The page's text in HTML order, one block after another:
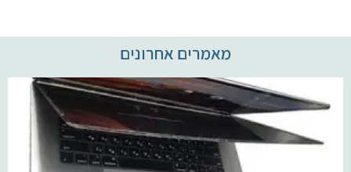
מאמרים אחרונים